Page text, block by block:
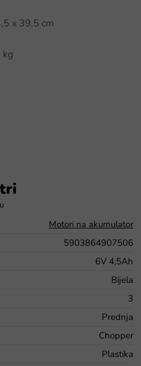
x 39,5 cm
kg
Motori na akumulator
5903864907506
6V 4,5Ah
Bijela
3
Prednja
Chopper
Plastika